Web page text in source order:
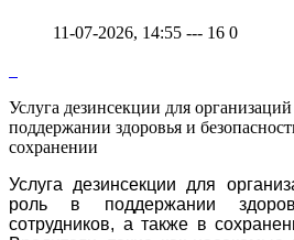
11-07-2026, 14:55 --- 16 0
Услуга дезинсекции для
поддержании здоровья и
сохранении
Услуга дезинсекции для
роль в поддержании
сотрудников, а также в